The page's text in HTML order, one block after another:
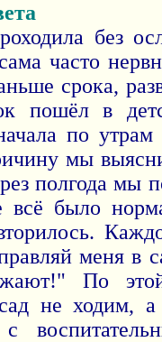
без
часто
срока,
пошёл в
по утрам
мы
полгода мы
всё было
меня в
По
не ходим,